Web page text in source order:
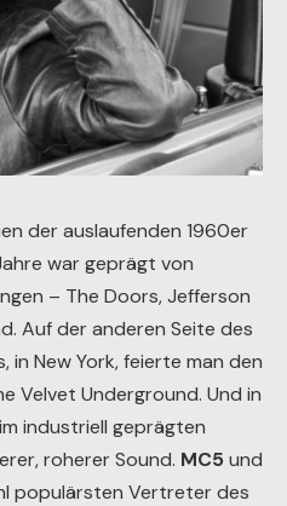
der auslaufenden 1960er
war geprägt von
– The Doors, Jefferson
Auf der anderen Seite des
in New York, feierte man den
Velvet Underground. Und in
industriell geprägten
roherer Sound. MC5und
populärsten Vertreter des